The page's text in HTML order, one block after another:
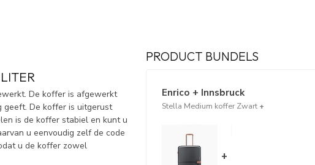
De koffer is afgewerkt
geeft. De koffer is uitgerust
is de koffer stabiel en kunt u
u eenvoudig zelf de code
u de koffer zowel
PRODUCT BUNDELS
Enrico + Innsbruck
Stella Medium koffer Zwart +
+